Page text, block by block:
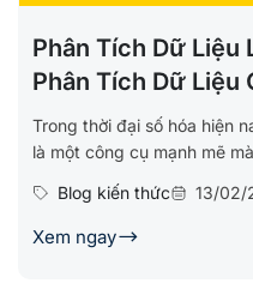
Phân Tích Dữ Liệu
Phân Tích Dữ Liệu
Trong thời đại số hóa hiện
là một công cụ mạnh mẽ
Blog kiến thức
13/02/
Xem ngay